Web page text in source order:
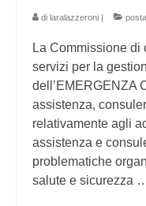
di laralazzeroni |
La Commissione di
servizi per la
dell’EMERGENZA
assistenza,
relativamente agli
assistenza e
problematiche
salute e sicurezza